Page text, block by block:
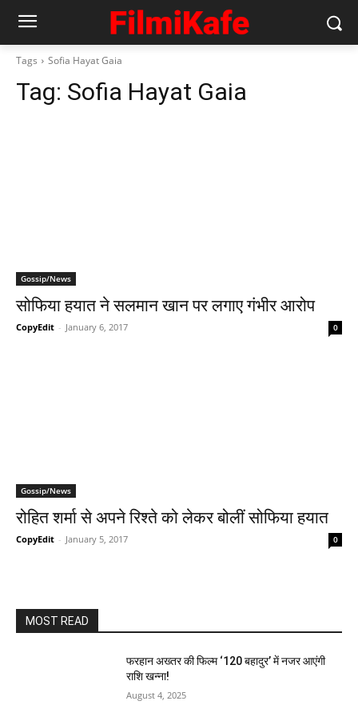
Tags Sofia Hayat Gaia
Tag: Sofia Hayat Gaia
Gossip/News
सोफिया हयात ने सलमान खान पर लगाए गंभीर आरोप
CopyEdit - January 6, 2017 0
Gossip/News
रोहित शर्मा से अपने रिश्‍ते को लेकर बोलीं सोफिया हयात
CopyEdit - January 5, 2017 0
MOST READ
फरहान अख्तर की फिल्म ‘120 बहादुर’ में नजर आएंगी
राशि खन्ना!
August 4, 2025